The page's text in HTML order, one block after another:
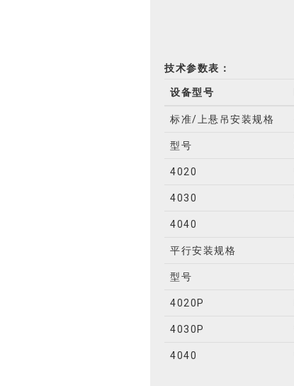
技术参数表：
设备型号
标准/上悬吊安装规格
型号
4020
4030
4040
平行安装规格
型号
4020P
4030P
4040